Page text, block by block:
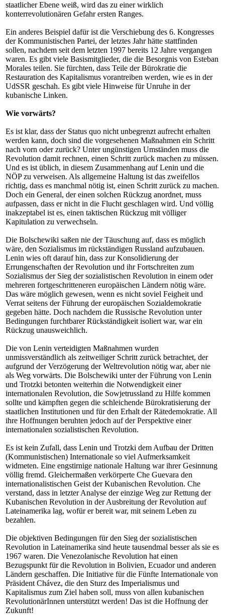
staatlicher Ebene weiß, wird das zu einer wirklich
konterrevolutionären Gefahr ersten Ranges.
Ein anderes Beispiel dafür ist die Verschiebung des 6. Kongresses
der Kommunistischen Partei, der letztes Jahr hätte stattfinden
sollen, nachdem seit dem letzten 1997 bereits 12 Jahre vergangen
waren. Es gibt viele Basismitglieder, die die Besorgnis von Esteban
Morales teilen. Sie fürchten, dass Teile der Bürokratie die
Restauration des Kapitalismus vorantreiben werden, wie es in der
UdSSR geschah. Es gibt viele Hinweise für Unruhe in der
kubanische Linken.
Wie vorwärts?
Es ist klar, dass der Status quo nicht unbegrenzt aufrecht erhalten
werden kann, doch sind die vorgesehenen Maßnahmen ein Schritt
nach vorn oder zurück? Unter ungünstigen Umständen muss die
Revolution damit rechnen, einen Schritt zurück machen zu müssen.
Und es ist üblich, in diesem Zusammenhang auf Lenin und die
NÖP zu verweisen. Als allgemeine Haltung ist das zweifellos
richtig, dass es manchmal nötig ist, einen Schritt zurück zu machen.
Doch ein General, der einen solchen Rückzug anordnet, muss
aufpassen, dass er nicht in die Flucht geschlagen wird. Und völlig
inakzeptabel ist es, einen taktischen Rückzug mit völliger
Kapitulation zu verwechseln.
Die Bolschewiki saßen nie der Täuschung auf, dass es möglich
wäre, den Sozialismus im rückständigen Russland aufzubauen.
Lenin wies oft darauf hin, dass zur Konsolidierung der
Errungenschaften der Revolution und ihr Fortschreiten zum
Sozialismus der Sieg der sozialistischen Revolution in einem oder
mehreren fortgeschritteneren europäischen Ländern nötig wäre.
Das wäre möglich gewesen, wenn es nicht soviel Feigheit und
Verrat seitens der Führung der europäischen Sozialdemokratie
gegeben hätte. Doch nachdem die Russische Revolution unter
Bedingungen furchtbarer Rückständigkeit isoliert war, war ein
Rückzug unausweichlich.
Die von Lenin verteidigten Maßnahmen wurden
unmissverständlich als zeitweiliger Schritt zurück betrachtet, der
aufgrund der Verzögerung der Weltrevolution nötig war, aber nie
als Weg vorwärts. Die Bolschewiki unter der Führung von Lenin
und Trotzki betonten weiterhin die Notwendigkeit einer
internationalen Revolution, die Sowjetrussland zu Hilfe kommen
sollte und kämpften gegen die schleichende Bürokratisierung der
staatlichen Institutionen und für den Erhalt der Rätedemokratie. All
ihre Hoffnungen beruhten jedoch auf der Perspektive einer
internationalen sozialistischen Revolution.
Es ist kein Zufall, dass Lenin und Trotzki dem Aufbau der Dritten
(Kommunistischen) Internationale so viel Aufmerksamkeit
widmeten. Eine engstirnige nationale Haltung war ihrer Gesinnung
völlig fremd. Gleichermaßen verkörperte Che Guevara den
internationalistischen Geist der Kubanischen Revolution. Che
verstand, dass in letzter Analyse der einzige Weg zur Rettung der
Kubanischen Revolution in der Ausbreitung der Revolution auf
Lateinamerika lag, wofür er bereit war, mit seinem Leben zu
bezahlen.
Die objektiven Bedingungen für den Sieg der sozialistischen
Revolution in Lateinamerika sind heute tausendmal besser als sie es
1967 waren. Die Venezolanische Revolution hat einen
Bezugspunkt für die Revolution in Bolivien, Ecuador und anderen
Ländern geschaffen. Die Initiative für die Fünfte Internationale von
Präsident Chávez, die den Sturz des Imperialismus und
Kapitalismus zum Ziel haben soll, muss von allen kubanischen
RevolutionärInnen unterstützt werden! Das ist die Hoffnung der
Zukunft!